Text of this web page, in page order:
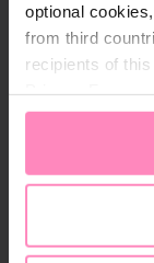
optional
from third
recipients of
appropriate
access and